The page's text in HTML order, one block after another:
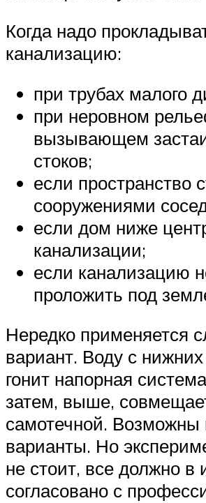
Когда надо
канализацию:
при трубах малого
при неровном
вызывающем
стоков;
если пространство
сооружениями
если дом ниже
канализации;
если канализацию
проложить под
Нередко применяется
вариант. Воду с
гонит напорная
затем, выше,
самотечной. Возможны
варианты. Но
не стоит, все должно в
согласовано с